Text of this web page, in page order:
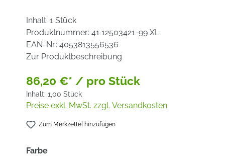
Inhalt: 1 Stück
Produktnummer: 41 12503421-99 XL
EAN-Nr.: 4053813556536
Zur Produktbeschreibung
86,20 €* / pro Stück
Inhalt: 1,00 Stück
Preise exkl. MwSt. zzgl. Versandkosten
Zum Merkzettel hinzufügen
Farbeauswählen